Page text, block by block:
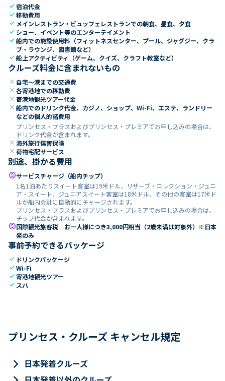
check宿泊代金
check移動費用
check メインレストラン・ビュッフェレストランでの朝食、昼食、夕食
check ショー、イベント等のエンターテイメント
check船内での施設使用料（フィットネスセンター、プール、ジャグジー、クラ
ブ・ラウンジ、図書館など）
check船上アクティビティ（ゲーム、クイズ、クラフト教室など）
クルーズ料金に含まれないもの
close 自宅～港までの交通費
close 各寄港地での移動費
close 寄港地観光ツアー代金
close 船内でのドリンク代金、カジノ、ショップ、Wi-Fi、エステ、ランドリー
などの個人的諸費用
プリンセス・プラスおよびプリンセス・プレミアでお申し込みの場合は、
ドリンク代金が含まれます。
close 海外旅行傷害保険
close 荷物宅配サービス
別途、掛かる費用
paidサービスチャージ（船内チップ）
1名1泊あたりスイート客室は19米ドル、リザーブ・コレクション・ジュニ
ア・スイート、ジュニアスイート客室は18米ドル、その他の客室は17米ド
ルが船内会計に自動的にチャージされます。
プリンセス・プラスおよびプリンセス・プレミアでお申し込みの場合は、
チップ代金が含まれます。
paid国際観光旅客税 お一人様につき3,000円相当（2歳未満は対象外）※日本
発のみ
事前予約できるパッケージ
check ドリンクパッケージ
checkWi-Fi
check寄港地観光ツアー
check スパ
プリンセス・クルーズ キャンセル規定
keyboard_arrow_right 日本発着クルーズ